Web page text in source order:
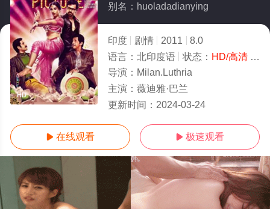
HD
别名：huoladadianying
印度 剧情 2011
8.0
语言： 北印度语 状态： HD/高清- 免费在线观看
导演： Milan.Luthria
主演： 薇迪雅·巴兰
更新时间： 2024-03-24
 在线观看  极速观看